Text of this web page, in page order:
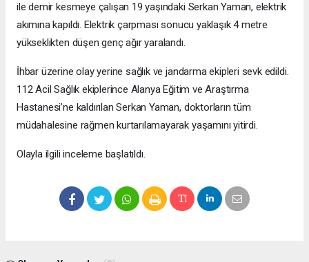
ile demir kesmeye çalışan 19 yaşındaki Serkan Yaman, elektrik
akımına kapıldı. Elektrik çarpması sonucu yaklaşık 4 metre
yükseklikten düşen genç ağır yaralandı.
İhbar üzerine olay yerine sağlık ve jandarma ekipleri sevk edildi.
112 Acil Sağlık ekiplerince Alanya Eğitim ve Araştırma
Hastanesi’ne kaldırılan Serkan Yaman, doktorların tüm
müdahalesine rağmen kurtarılamayarak yaşamını yitirdi.
Olayla ilgili inceleme başlatıldı.